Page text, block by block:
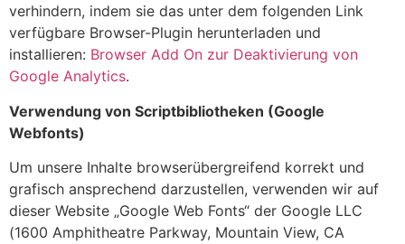
verhindern, indem sie das unter dem folgenden Link
verfügbare Browser-Plugin herunterladen und
installieren: Browser Add On zur Deaktivierung von
Google Analytics.
Verwendung von Scriptbibliotheken (Google
Webfonts)
Um unsere Inhalte browserübergreifend korrekt und
grafisch ansprechend darzustellen, verwenden wir auf
dieser Website „Google Web Fonts“ der Google LLC
(1600 Amphitheatre Parkway, Mountain View, CA